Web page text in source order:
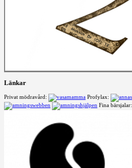
Länkar
Privat mödravård: Profylax:
Fina bärsjalar: